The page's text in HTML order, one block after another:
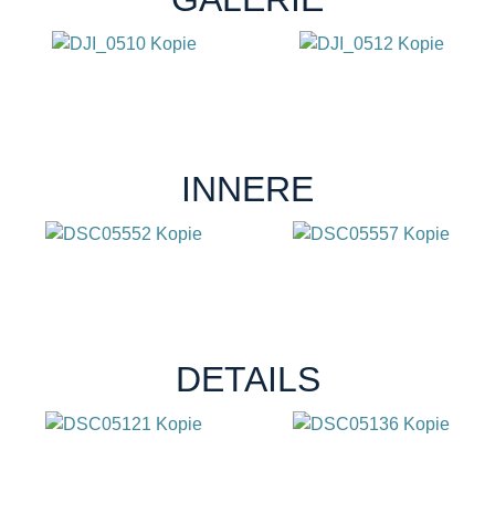
INNERE
DETAILS